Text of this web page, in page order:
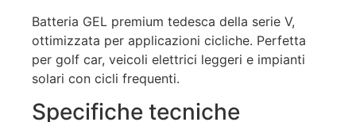
Batteria GEL premium tedesca della serie V,
ottimizzata per applicazioni cicliche. Perfetta
per golf car, veicoli elettrici leggeri e impianti
solari con cicli frequenti.
Specifiche tecniche